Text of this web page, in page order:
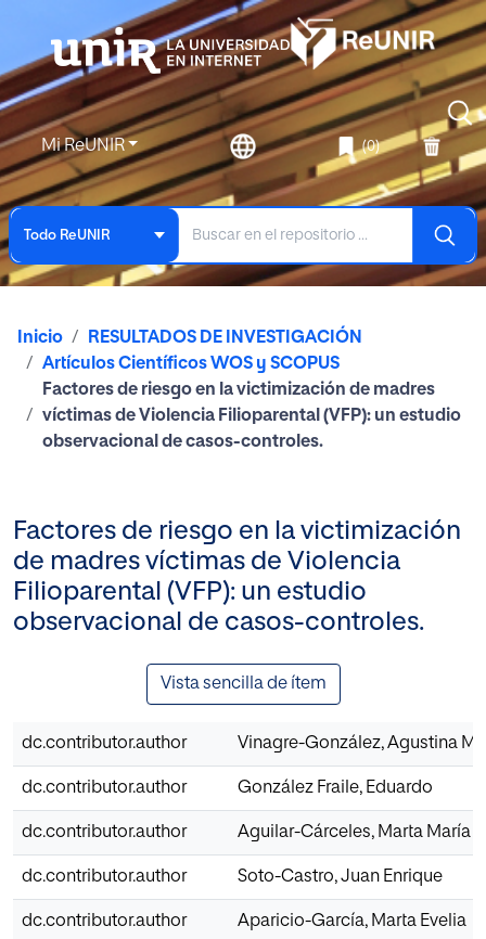
Mi ReUNIR (0)
Todo ReUNIR
Inicio
RESULTADOS DE INVESTIGACIÓN
Artículos Científicos WOS y SCOPUS
Factores de riesgo en la victimización de madres
víctimas de Violencia Filioparental (VFP): un estudio
observacional de casos-controles.
Factores de riesgo en la victimización
de madres víctimas de Violencia
Filioparental (VFP): un estudio
observacional de casos-controles.
Vista sencilla de ítem
dc.contributor.author Vinagre-González, Agustina
dc.contributor.author González Fraile, Eduardo
dc.contributor.author Aguilar-Cárceles, Marta María
dc.contributor.author Soto-Castro, Juan Enrique
dc.contributor.author Aparicio-García, Marta Evelia